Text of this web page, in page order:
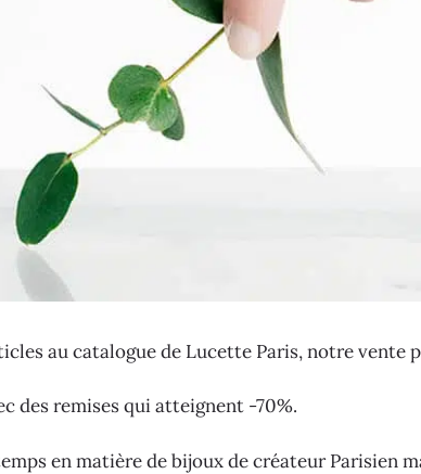
au catalogue de Lucette Paris, notre vente
des remises qui atteignent -70%.
en matière de bijoux de créateur Parisien